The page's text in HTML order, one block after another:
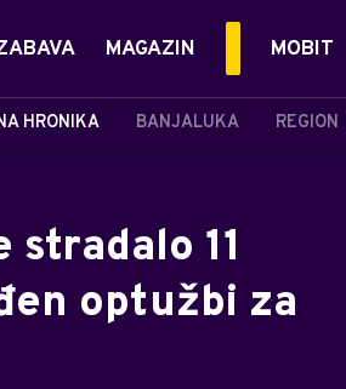
HRONIKA BANJALUKA REGION
MAGAZIN MOBIT
11
optužbi za